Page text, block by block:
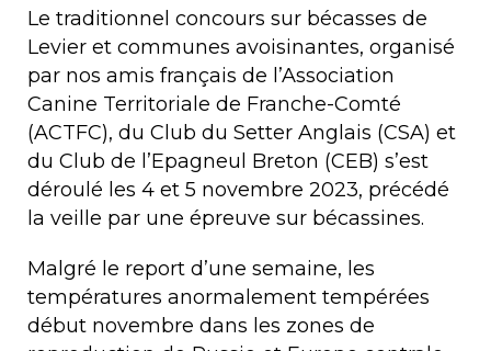
Le traditionnel concours sur bécasses de
Levier et communes avoisinantes, organisé
par nos amis français de l’Association
Canine Territoriale de Franche-Comté
(ACTFC), du Club du Setter Anglais (CSA) et
du Club de l’Epagneul Breton (CEB) s’est
déroulé les 4 et 5 novembre 2023, précédé
la veille par une épreuve sur bécassines.
Malgré le report d’une semaine, les
températures anormalement tempérées
début novembre dans les zones de